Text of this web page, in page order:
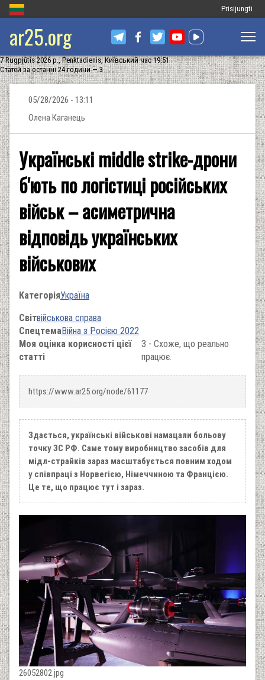
Меню
користувача
Prisijungti
ar25.org
7 Rugpjūtis 2026 р., Penktadienis, Київський час 19:51
Статей за останні 24 години — 3
05/28/2026 - 13:11
Олена Каганець
Українські middle strike-дрони
б'ють по логістиці російських
військ – асиметрична
відповідь українських
військових
КатегоріяУкраїна
Світвійськова справа
СпецтемаВійна з Росією 2022
Моя оцінка корисності цієї
статті
3 - Схоже, що реально
працює.
https://www.ar25.org/node/61177
Здається, українські військові намацали больову
точку ЗС РФ. Саме тому виробництво засобів для
мідл-страйків зараз масштабується повним ходом
у співпраці з Норвегією, Німеччиною та Францією.
Це те, що працює тут і зараз.
26052802.jpg